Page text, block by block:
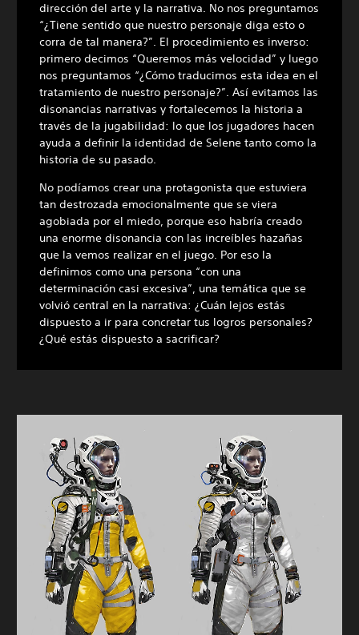
dirección del arte y la narrativa. No nos preguntamos
“¿Tiene sentido que nuestro personaje diga esto o
corra de tal manera?”. El procedimiento es inverso:
primero decimos “Queremos más velocidad” y luego
nos preguntamos “¿Cómo traducimos esta idea en el
tratamiento de nuestro personaje?”. Así evitamos las
disonancias narrativas y fortalecemos la historia a
través de la jugabilidad: lo que los jugadores hacen
ayuda a definir la identidad de Selene tanto como la
historia de su pasado.
No podíamos crear una protagonista que estuviera
tan destrozada emocionalmente que se viera
agobiada por el miedo, porque eso habría creado
una enorme disonancia con las increíbles hazañas
que la vemos realizar en el juego. Por eso la
definimos como una persona “con una
determinación casi excesiva”, una temática que se
volvió central en la narrativa: ¿Cuán lejos estás
dispuesto a ir para concretar tus logros personales?
¿Qué estás dispuesto a sacrificar?